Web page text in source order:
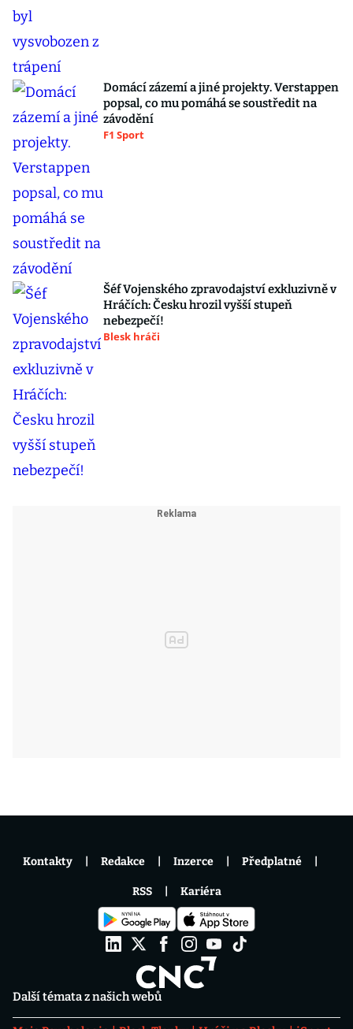
Domácí zázemí a jiné projekty. Verstappen
popsal, co mu pomáhá se soustředit na
závodění
F1 Sport
Šéf Vojenského zpravodajství exkluzivně v
Hráčích: Česku hrozil vyšší stupeň
nebezpečí!
Blesk hráči
Další témata z našich webů
Kontakty Redakce Inzerce Předplatné
RSS Kariéra